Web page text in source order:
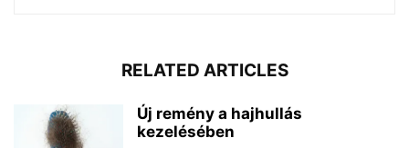
RELATED ARTICLES
Új remény a hajhullás
kezelésében